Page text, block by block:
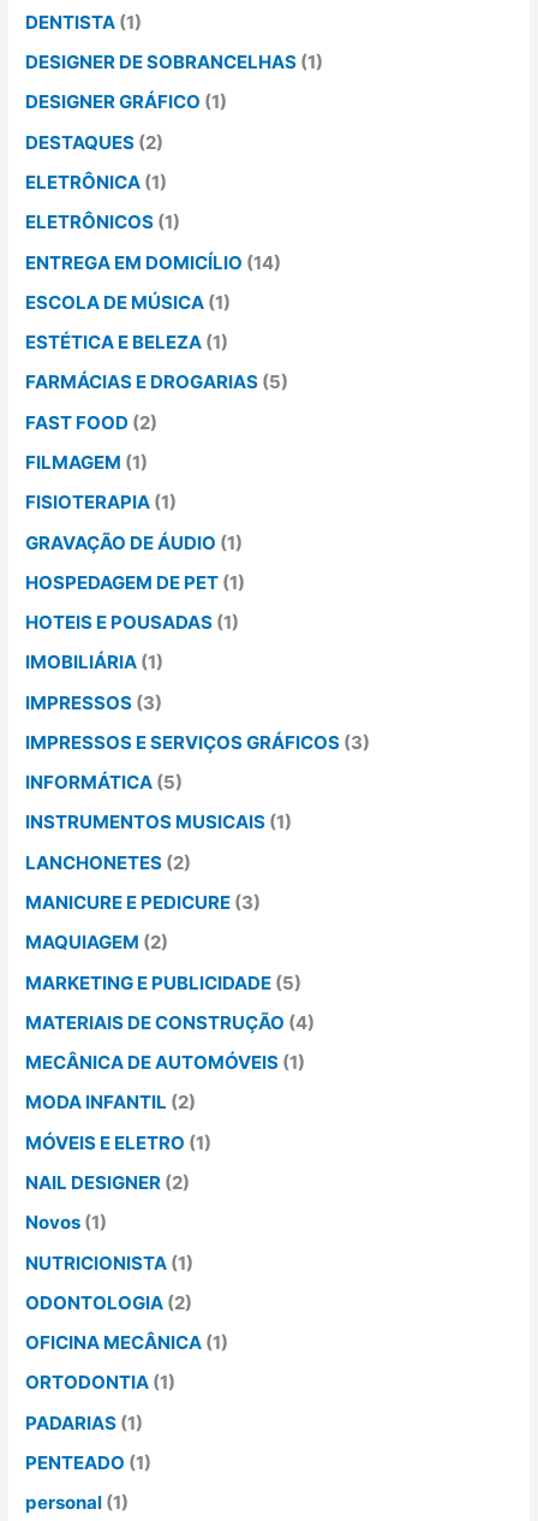
DENTISTA (1)
DESIGNER DE SOBRANCELHAS (1)
DESIGNER GRÁFICO (1)
DESTAQUES (2)
ELETRÔNICA (1)
ELETRÔNICOS (1)
ENTREGA EM DOMICÍLIO (14)
ESCOLA DE MÚSICA (1)
ESTÉTICA E BELEZA (1)
FARMÁCIAS E DROGARIAS (5)
FAST FOOD (2)
FILMAGEM (1)
FISIOTERAPIA (1)
GRAVAÇÃO DE ÁUDIO (1)
HOSPEDAGEM DE PET (1)
HOTEIS E POUSADAS (1)
IMOBILIÁRIA (1)
IMPRESSOS (3)
IMPRESSOS E SERVIÇOS GRÁFICOS (3)
INFORMÁTICA (5)
INSTRUMENTOS MUSICAIS (1)
LANCHONETES (2)
MANICURE E PEDICURE (3)
MAQUIAGEM (2)
MARKETING E PUBLICIDADE (5)
MATERIAIS DE CONSTRUÇÃO (4)
MECÂNICA DE AUTOMÓVEIS (1)
MODA INFANTIL (2)
MÓVEIS E ELETRO (1)
NAIL DESIGNER (2)
Novos (1)
NUTRICIONISTA (1)
ODONTOLOGIA (2)
OFICINA MECÂNICA (1)
ORTODONTIA (1)
PADARIAS (1)
PENTEADO (1)
personal (1)